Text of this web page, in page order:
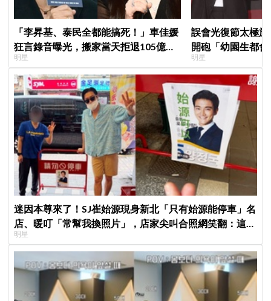
「李昇基、泰民全都能搞死！」車佳媛
狂言錄音曝光，搬家當天拒退105億保
證金、糾紛再升級
明星
誤會光復節太極
開砲「幼園生都
歉：是我蠢
明星
迷因本尊來了！SJ崔始源現身新北「只有始源能停車」名
店、暖叮「常幫我換照片」，店家尖叫合照網笑翻：這輩
子不能脫粉了
明星